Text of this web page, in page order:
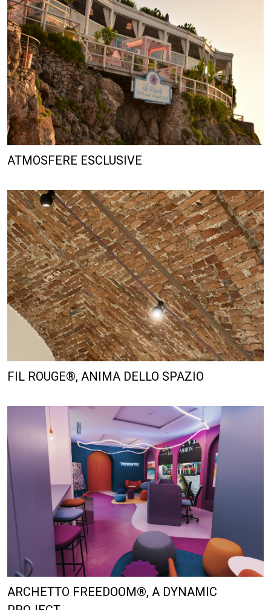
ATMOSFERE ESCLUSIVE
FIL ROUGE®, ANIMA DELLO SPAZIO
ARCHETTO FREEDOOM®, A DYNAMIC
PROJECT